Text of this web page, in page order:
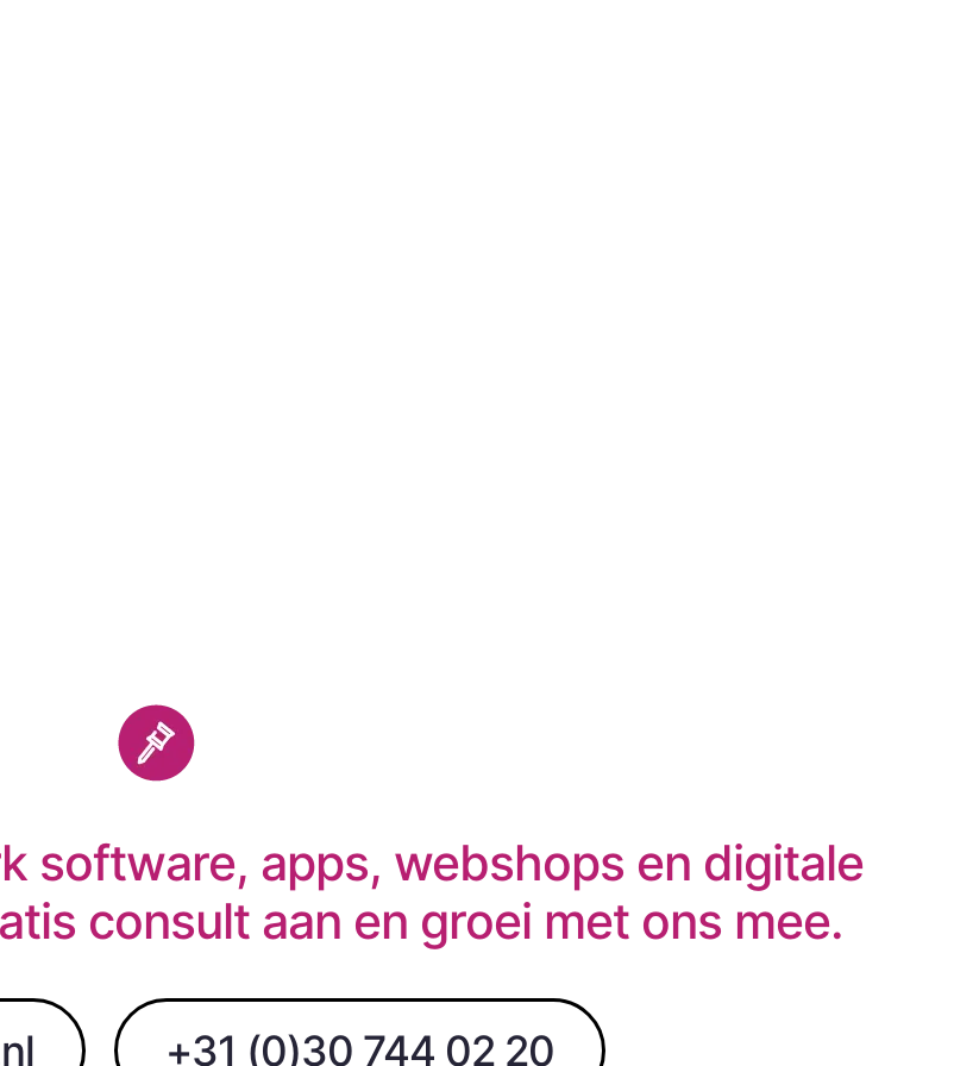
software, apps, webshops en digitale
consult aan en groei met ons mee.
+31 (0)30 744 02 20